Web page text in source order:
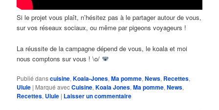
Si le projet vous plaît, n’hésitez pas à le partager autour de vous,
sur vos réseaux sociaux, ou même par pigeons voyageurs !
La réussite de la campagne dépend de vous, le koala et moi
nous comptons sur vous ! \o/
Publié danscuisine,Koala-Jones,Ma pomme,News, Recettes,
Ulule | Marqué avecCuisine,Koala Jones,Ma pomme,News,
Recettes, Ulule | Laisser un commentaire